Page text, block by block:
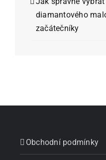
diamantového
začátečníky
Obchodní podmínky